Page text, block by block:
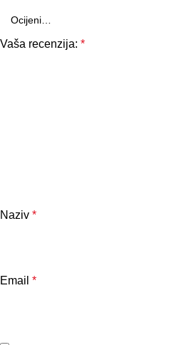
Vaša recenzija: *
Naziv *
Email *